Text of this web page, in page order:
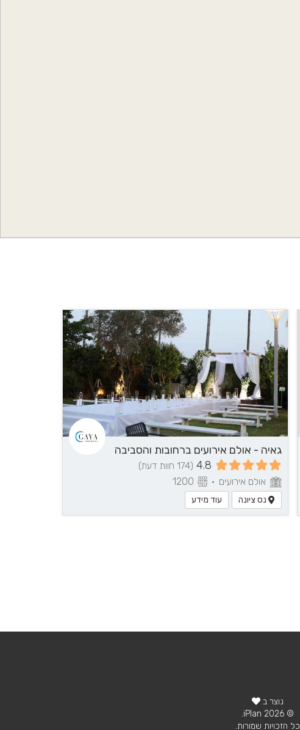
עוד פרטים?
לחצ/י ליצירת
קשר
גאיה - אולם אירועים ברחובות והסביבה
4.8 (174 חוות דעת)
אולם אירועים •
נס ציונה עוד מידע
נוצר ב
© 2026 iPlan.
כל הזכויות שמורות.